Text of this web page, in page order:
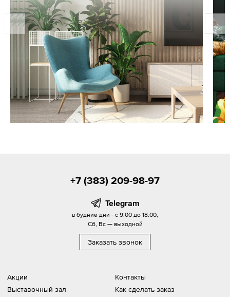
Акции
Выставочный зал
Контакты
Как сделать заказ
+7 (383) 209-98-97
Telegram
в будние дни - с 9.00 до 18.00,
Сб, Вс — выходной
Заказать звонок